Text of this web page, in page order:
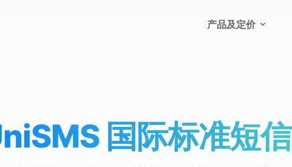
产品及定价
国际标准短信